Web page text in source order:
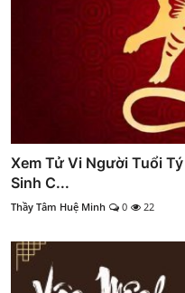
Xem Tử Vi Người Tuổi
Sinh C...
Thầy Tâm Huệ Minh 0 22